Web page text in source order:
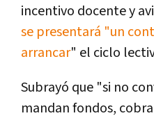
incentivo docente y
se presentará "un
arrancar" el ciclo
Subrayó que "si no
mandan fondos,